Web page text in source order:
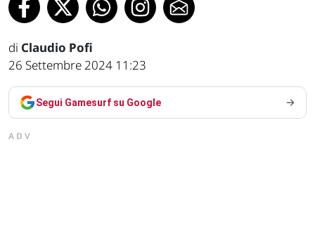
di Claudio Pofi
26 Settembre 2024 11:23
Segui Gamesurf su Google
ADV